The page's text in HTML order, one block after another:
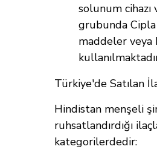
solunum
grubunda
maddeler
Türkiye'de Satılan
Hindistan menşeli
ruhsatlandırdığı
kategorilerdedir: